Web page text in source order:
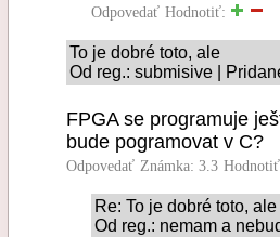
Odpovedať Hodnotiť:
To je dobré toto, ale
Od reg.: submisive |
FPGA se programuje
bude pogramovat v C?
Odpovedať Známka: 3.3
Re: To je dobré toto, ale
Od reg.: nemam a